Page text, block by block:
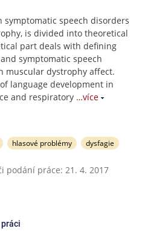
speech disorders
is divided into theoretical
part deals with defining
symptomatic speech
muscular dystrophy affect.
language development in
and respiratory …více
hlasové problémy dysfagie
podání práce: 21. 4. 2017